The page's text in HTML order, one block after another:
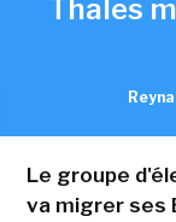
Thales
Le groupe
va migrer ses